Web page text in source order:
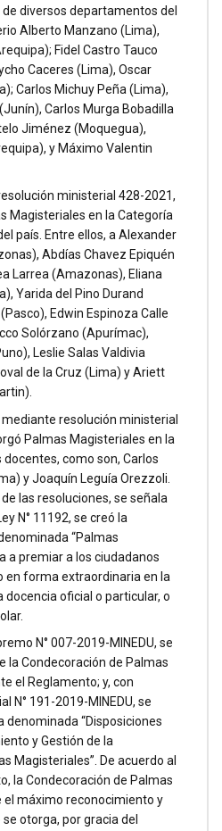
diversos departamentos del
Alberto Manzano (Lima),
Fidel Castro Tauco
Caceres (Lima), Oscar
Carlos Michuy Peña (Lima),
Carlos Murga Bobadilla
Jiménez (Moquegua),
y Máximo Valentin
ministerial 428-2021,
Magisteriales en la Categoría
país. Entre ellos, a Alexander
Abdías Chavez Epiquén
Larrea (Amazonas), Eliana
Yarida del Pino Durand
Edwin Espinoza Calle
Solórzano (Apurímac),
Leslie Salas Valdivia
de la Cruz (Lima) y Ariett
resolución ministerial
Palmas Magisteriales en la
como son, Carlos
y Joaquín Leguía Orezzoli.
las resoluciones, se señala
N° 11192, se creó la
“Palmas
a premiar a los ciudadanos
en forma extraordinaria en la
docencia oficial o particular, o
N° 007-2019-MINEDU, se
la Condecoración de Palmas
el Reglamento; y, con
N° 191-2019-MINEDU, se
denominada “Disposiciones
y Gestión de la
Magisteriales”. De acuerdo al
la Condecoración de Palmas
el máximo reconocimiento y
otorga, por gracia del